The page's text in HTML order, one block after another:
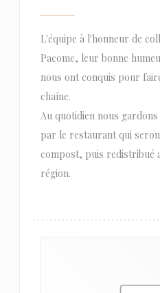
L'équipe à l'honneur de
Pacome, leur bonne
nous ont conquis pour
chaîne.
Au quotidien nous
par le restaurant qui
compost, puis redistribué
région.